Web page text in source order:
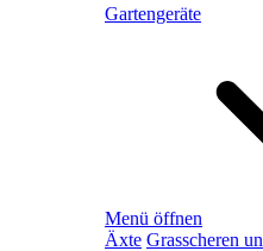
Gartengeräte
Menü öffnen
Äxte Grasscheren